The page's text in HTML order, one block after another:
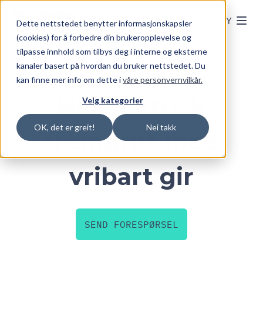
Dette nettstedet benytter informasjonskapsler
(cookies) for å forbedre din brukeropplevelse og
tilpasse innhold som tilbys deg i interne og eksterne
kanaler basert på hvordan du bruker nettstedet. Du
kan finne mer info om dette ivåre personvernvilkår.
Velg kategorier
OK, det er greit! Nei takk
MENY
Helelektrisk
fremdrift med
vribart gir
SEND FORESPØRSEL